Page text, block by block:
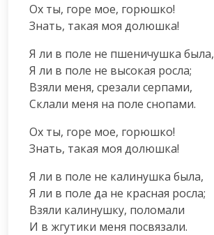
Ох ты, горе мое, горюшко!
Знать, такая моя долюшка!
Я ли в поле не пшеничушка была,
Я ли в поле не высокая росла;
Взяли меня, срезали серпами,
Склали меня на поле снопами.
Ох ты, горе мое, горюшко!
Знать, такая моя долюшка!
Я ли в поле не калинушка была,
Я ли в поле да не красная росла;
Взяли калинушку, поломали
И в жгутики меня посвязали.